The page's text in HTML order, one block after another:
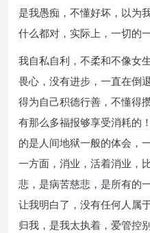
是我愚痴，不懂好坏，以为
什么都对，实际上，一切的
我自私自利，不柔和不像女
畏心，没有进步，一直在倒
得为自己积德行善，不懂得
有那么多福报够享受消耗的
的是人间地狱一般的体会，
一方面，消业，活着消业，
悲，是病苦慈悲，是所有的
让我明白了，没有任何人属
归我，是我太执着，爱管控